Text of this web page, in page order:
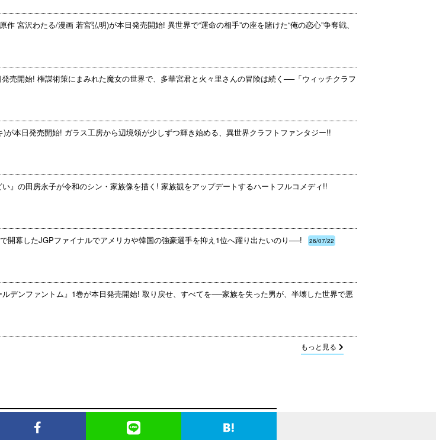
宮沢わたる/漫画 若宮弘明)が本日発売開始! 異世界で“運命の相手”の座を賭けた“俺の恋心”争奪戦、
売開始! 権謀術策にまみれた魔女の世界で、多華宮君と火々里さんの冒険は続く──「ウィッチクラフ
が本日発売開始! ガラス工房から辺境領が少しずつ輝き始める、異世界クラフトファンタジー!!
』の田房永子が令和のシン・家族像を描く! 家族観をアップデートするハートフルコメディ!!
開幕したJGPファイナルでアメリカや韓国の強豪選手を抑え1位へ躍り出たいのり──! 26/07/22
デンファントム』1巻が本日発売開始! 取り戻せ、すべてを──家族を失った男が、半壊した世界で悪
もっと見る